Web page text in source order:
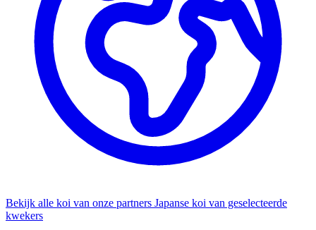
Bekijk alle koi van onze partners Japanse koi van geselecteerde
kwekers